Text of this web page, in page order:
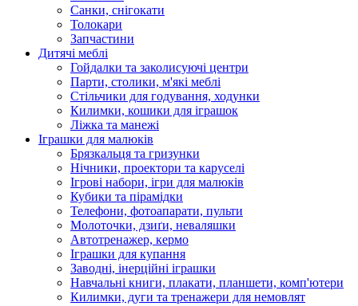
Санки, снігокати
Толокари
Запчастини
Дитячі меблі
Гойдалки та заколисуючі центри
Парти, столики, м'які меблі
Стільчики для годування, ходунки
Килимки, кошики для іграшок
Ліжка та манежі
Іграшки для малюків
Брязкальця та гризунки
Нічники, проектори та каруселі
Ігрові набори, ігри для малюків
Кубики та пірамідки
Телефони, фотоапарати, пульти
Молоточки, дзиґи, неваляшки
Автотренажер, кермо
Іграшки для купання
Заводні, інерційні іграшки
Навчальні книги, плакати, планшети, комп'ютери
Килимки, дуги та тренажери для немовлят